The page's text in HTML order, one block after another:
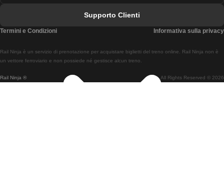
Treni Da Lisbon A Braga
Treni Da Braga A Lisbona
Rail Ninja ® All Rights Reserved © 2026
Rail Ninja è un servizio di prenotazione per acquistare biglietti del treno online. Rail Ninja non è
un vettore ferroviario e non possiede né gestisce alcun treno.
Supporto Clienti
Termini e Condizioni Informativa sulla privacy